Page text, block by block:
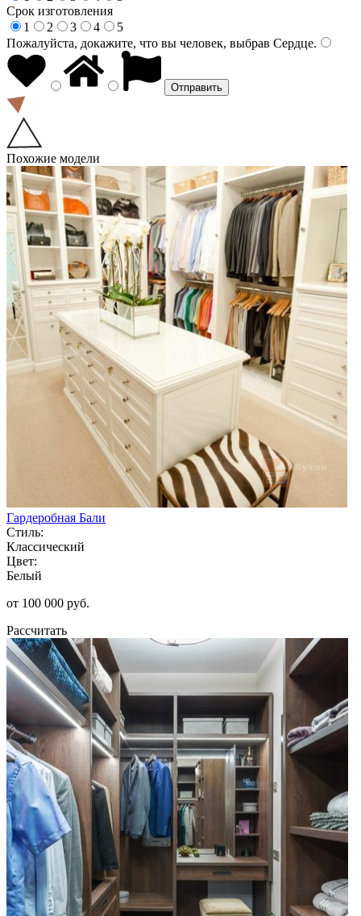
Срок изготовления
1
2 3 4
5
Пожалуйста, докажите, что вы человек, выбрав Сердце.
Похожие модели
Гардеробная Бали
Стиль:
Классический
Цвет:
Белый
от 100 000 руб.
Рассчитать